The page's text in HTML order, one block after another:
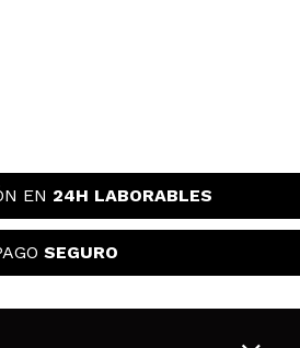
EN 24H LABORABLES
SEGURO